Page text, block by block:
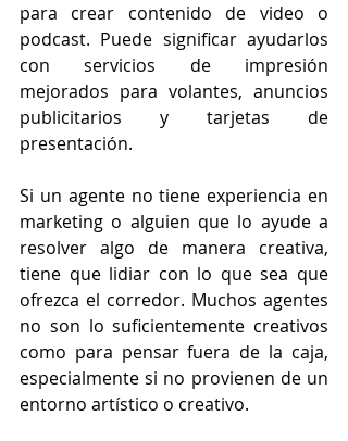
para crear contenido de video o
podcast. Puede significar ayudarlos
con servicios de impresión
mejorados para volantes, anuncios
publicitarios y tarjetas de
presentación.
Si un agente no tiene experiencia en
marketing o alguien que lo ayude a
resolver algo de manera creativa,
tiene que lidiar con lo que sea que
ofrezca el corredor. Muchos agentes
no son lo suficientemente creativos
como para pensar fuera de la caja,
especialmente si no provienen de un
entorno artístico o creativo.